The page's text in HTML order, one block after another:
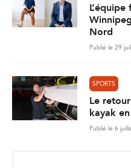
Nord
Publié le 29
SPORTS
Le
kayak
Publié le 6